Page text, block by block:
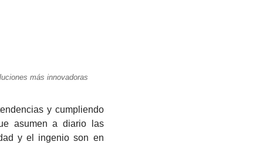
más innovadoras
y cumpliendo
asumen a diario las
y el ingenio son en